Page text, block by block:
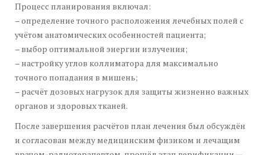
Процесс планирования включал:
– определение точного расположения лечебных полей с
учётом анатомических особенностей пациента;
– выбор оптимальной энергии излучения;
– настройку углов коллиматора для максимально
точного попадания в мишень;
– расчёт дозовых нагрузок для защиты жизненно важных
органов и здоровых тканей.
После завершения расчётов план лечения был обсуждён
и согласован между медицинским физиком и лечащим